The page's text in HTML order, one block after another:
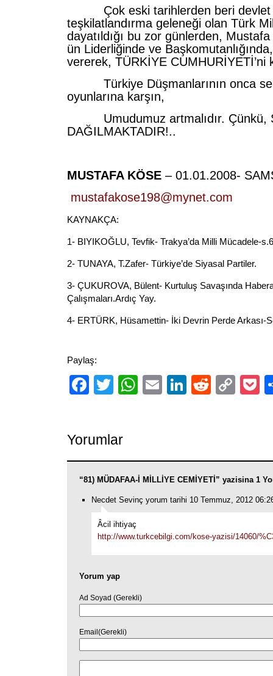
Çok eski tarihlerden beri devlet
teşkilatlandırma geleneği olan Türk
dayatıldığı bu zor günlerden,
ün Liderliğinde ve
vererek, TÜRKİYE CUMHURİYETİ’ni
Türkiye Düşmanlarının onca
oyunlarına karşın,
Umudumuz artmalıdır. Çünkü,
DAĞILMAKTADIR!..
MUSTAFA KÖSE – 01.01.2008-
mustafakose198@mynet.com
KAYNAKÇA:
1- BIYIKOĞLU, Tevfik- Trakya’da Milli Mücadele-
2- TUNAYA, T.Zafer- Türkiye’de Siyasal Partiler.
3- ÇUKUROVA, Bülent- Kurtuluş Savaşında
Çalışmaları.Ardıç Yay.
4- ERTÜRK, Hüsamettin- İki Devrin Perde Arkası-
Paylaş:
Facebook
TwitterWhatsApp
EmailLinkedIn
Reddit
Yorumlar
“81) MÜDAFAA-İ MİLLİYE CEMİYETİ” yazisina 1
Necdet Sevinç yorum tarihi 10 Temmuz, 2012
Âcil ihtiyaç
http://www.turkcebilgi.com/kose-yazisi/14060/
Yorum yap
Ad Soyad (Gerekli)
Email(Gerekli)